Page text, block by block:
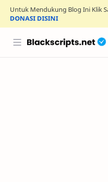
Untuk Mendukung Blog Ini Klik
DONASI DISINI